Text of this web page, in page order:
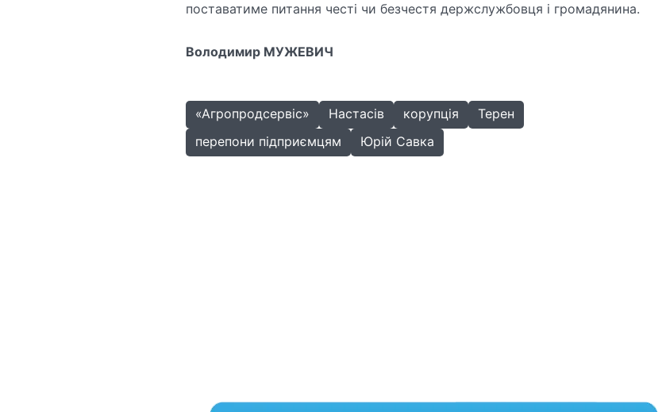
поставатиме питання честі чи безчестя держслужбовця і громадянина.
Володимир МУЖЕВИЧ
«Агропродсервіс» Настасів корупція
Терен
перепони підприємцям
Юрій Савка